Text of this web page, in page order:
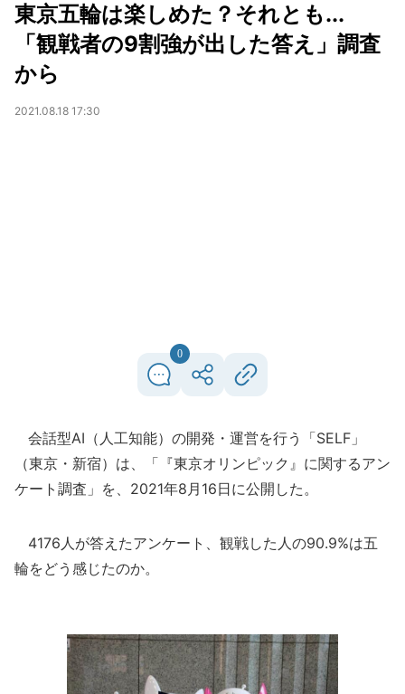
東京五輪は楽しめた？それとも...
「観戦者の9割強が出した答え」調査
から
2021.08.18 17:30
0
会話型AI（人工知能）の開発・運営を行う「SELF」
（東京・新宿）は、「『東京オリンピック』に関するアン
ケート調査」を、2021年8月16日に公開した。
4176人が答えたアンケート、観戦した人の90.9%は五
輪をどう感じたのか。